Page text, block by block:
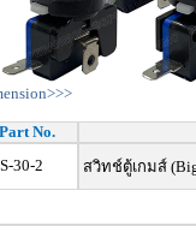
Part No.
30-2
สวิทช์ตู้เกมส์